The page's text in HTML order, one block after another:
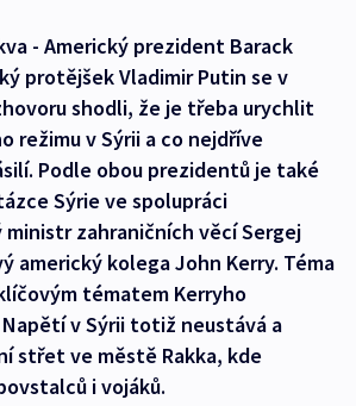
- Americký prezident Barack
protějšek Vladimir Putin se v
shodli, že je třeba urychlit
režimu v Sýrii a co nejdříve
Podle obou prezidentů je také
Sýrie ve spolupráci
ministr zahraničních věcí Sergej
americký kolega John Kerry. Téma
tématem Kerryho
v Sýrii totiž neustává a
střet ve městě Rakka, kde
i vojáků.